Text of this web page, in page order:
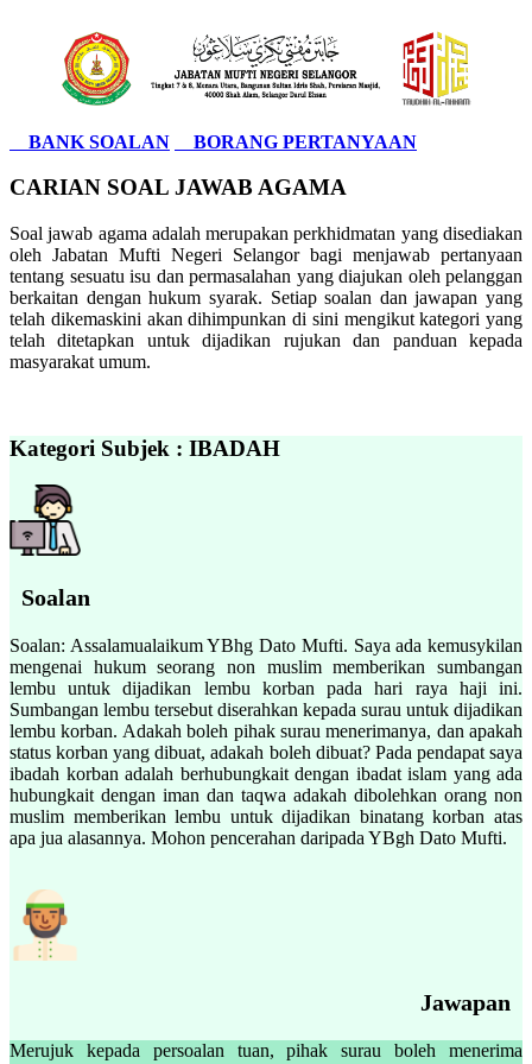
BANK SOALAN BORANG PERTANYAAN
CARIAN SOAL JAWAB AGAMA
Soal jawab agama adalah merupakan perkhidmatan yang disediakan
oleh Jabatan Mufti Negeri Selangor bagi menjawab pertanyaan
tentang sesuatu isu dan permasalahan yang diajukan oleh pelanggan
berkaitan dengan hukum syarak. Setiap soalan dan jawapan yang
telah dikemaskini akan dihimpunkan di sini mengikut kategori yang
telah ditetapkan untuk dijadikan rujukan dan panduan kepada
masyarakat umum.
Kategori Subjek : IBADAH
Soalan
Soalan: Assalamualaikum YBhg Dato Mufti. Saya ada kemusykilan
mengenai hukum seorang non muslim memberikan sumbangan
lembu untuk dijadikan lembu korban pada hari raya haji ini.
Sumbangan lembu tersebut diserahkan kepada surau untuk dijadikan
lembu korban. Adakah boleh pihak surau menerimanya, dan apakah
status korban yang dibuat, adakah boleh dibuat? Pada pendapat saya
ibadah korban adalah berhubungkait dengan ibadat islam yang ada
hubungkait dengan iman dan taqwa adakah dibolehkan orang non
muslim memberikan lembu untuk dijadikan binatang korban atas
apa jua alasannya. Mohon pencerahan daripada YBgh Dato Mufti.
Jawapan
Merujuk kepada persoalan tuan, pihak surau boleh menerima